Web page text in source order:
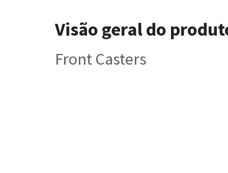
Visão geral do
Front Casters